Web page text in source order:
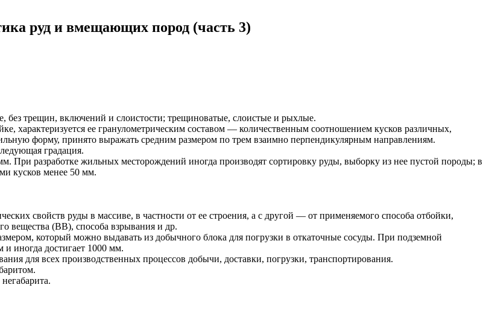
руд и вмещающих пород (часть 3)
трещин, включений и слоистости; трещиноватые, слоистые и рыхлые.
характеризуется ее гранулометрическим составом — количественным соотношением кусков различных,
форму, принято выражать средним размером по трем взаимно перпендикулярным направлениям.
градация.
При разработке жильных месторождений иногда производят сортировку руды, выборку из нее пустой породы; в
кусков менее 50 мм.
свойств руды в массиве, в частности от ее строения, а с другой — от применяемого способа отбойки,
вещества (ВВ), способа взрывания и др.
который можно выдавать из добычного блока для погрузки в откаточные сосуды. При подземной
и иногда достигает 1000 мм.
для всех производственных процессов добычи, доставки, погрузки, транспортирования.